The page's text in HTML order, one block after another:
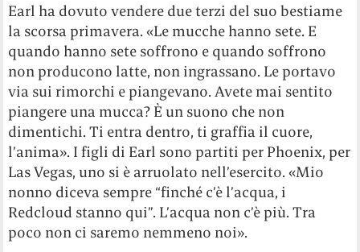
Earl ha dovuto vendere due terzi del suo bestiame
la scorsa primavera. «Le mucche hanno sete. E
quando hanno sete soffrono e quando soffrono
non producono latte, non ingrassano. Le portavo
via sui rimorchi e piangevano. Avete mai sentito
piangere una mucca? È un suono che non
dimentichi. Ti entra dentro, ti graffia il cuore,
l’anima». I figli di Earl sono partiti per Phoenix, per
Las Vegas, uno si è arruolato nell’esercito. «Mio
nonno diceva sempre “finché c’è l’acqua, i
Redcloud stanno qui”. L’acqua non c’è più. Tra
poco non ci saremo nemmeno noi».